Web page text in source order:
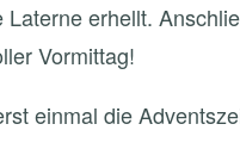
erhellt.
Vormittag!
einmal die